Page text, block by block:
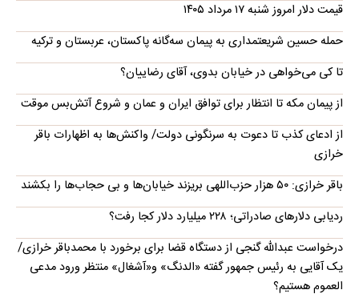
قیمت دلار امروز شنبه ۱۷ مرداد ۱۴۰۵
حمله حسین شریعتمداری به پیمان سه‌گانه پاکستان، عربستان و ترکیه
تا کی می‌خواهی در خیابان بدوی، آقای رضاییان؟
از پیمان مکه تا انتظار برای توافق ایران و عمان و شروع آتش‌بس موقت
از ادعای کذب تا دعوت به سرنگونی دولت/ واکنش‌ها به اظهارات باقر
خرازی‌
باقر خرازی: ۵۰ هزار حزب‌اللهی بریزند خیابان‌ها و بی حجاب‌ها را بکشند
ردیابی دلارهای صادراتی؛ ۲۲۸ میلیارد دلار کجا رفت؟
درخواست عبدالله گنجی از دستگاه قضا برای برخورد با محمدباقر خرازی/
یک آقایی به رئیس جمهور گفته «الدنگ» و«آشغال» منتظر ورود مدعی
العموم هستیم؟